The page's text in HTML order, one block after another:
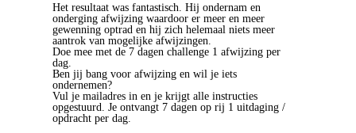
Het resultaat was fantastisch. Hij ondernam en
onderging afwijzing waardoor er meer en meer
gewenning optrad en hij zich helemaal niets meer
aantrok van mogelijke afwijzingen.
Doe mee met de 7 dagen challenge 1 afwijzing per
dag.
Ben jij bang voor afwijzing en wil je iets
ondernemen?
Vul je mailadres in en je krijgt alle instructies
opgestuurd. Je ontvangt 7 dagen op rij 1 uitdaging /
opdracht per dag.